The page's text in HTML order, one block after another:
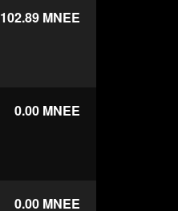
102.89 MNEE
0.00 MNEE
0.00 MNEE